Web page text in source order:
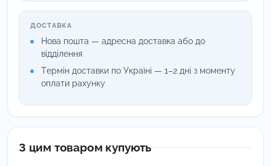
ДОСТАВКА
Нова пошта — адресна доставка або до
відділення
Термін доставки по Україні — 1–2 дні з моменту
оплати рахунку
З цим товаром купують